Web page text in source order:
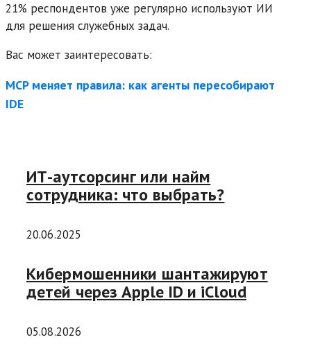
21% респондентов уже регулярно используют ИИ
для решения служебных задач.
Вас может заинтересовать:
MCP меняет правила: как агенты пересобирают
IDE
ИТ-аутсорсинг или найм
сотрудника: что выбрать?
20.06.2025
Кибермошенники шантажируют
детей через Apple ID и iCloud
05.08.2026